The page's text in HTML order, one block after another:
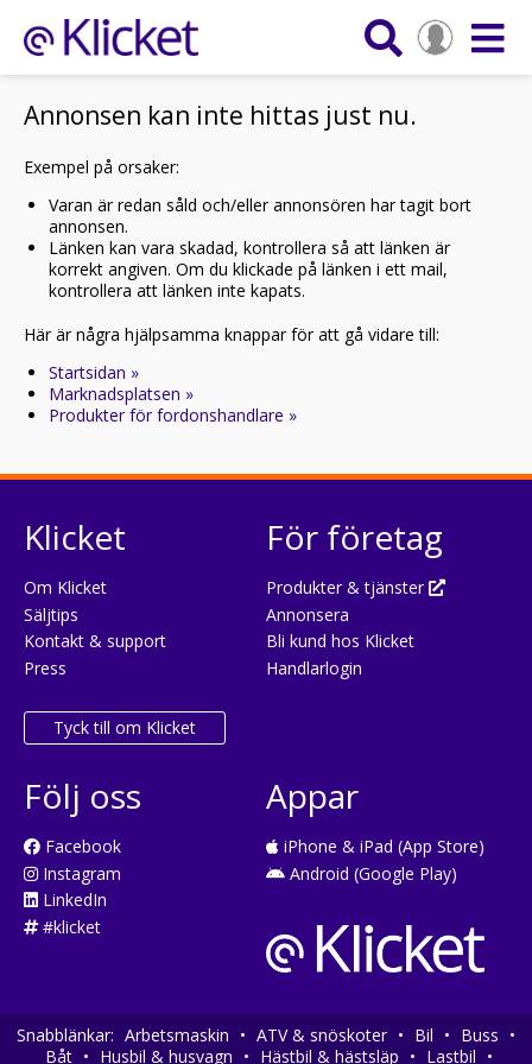
Annonsen kan inte hittas just nu.
Exempel på orsaker:
Varan är redan såld och/eller annonsören har tagit bort
annonsen.
Länken kan vara skadad, kontrollera så att länken är
korrekt angiven. Om du klickade på länken i ett mail,
kontrollera att länken inte kapats.
Här är några hjälpsamma knappar för att gå vidare till:
Startsidan »
Marknadsplatsen »
Produkter för fordonshandlare »
Klicket
Om Klicket
Säljtips
Kontakt & support
Press
Tyck till om Klicket
För företag
Produkter & tjänster
Annonsera
Bli kund hos Klicket
Handlarlogin
Följ oss
Facebook
Instagram
LinkedIn
#klicket
Appar
iPhone & iPad (App Store)
Android (Google Play)
Snabblänkar: Arbetsmaskin • ATV & snöskoter • Bil • Buss •
Båt • Husbil & husvagn • Hästbil & hästsläp • Lastbil •